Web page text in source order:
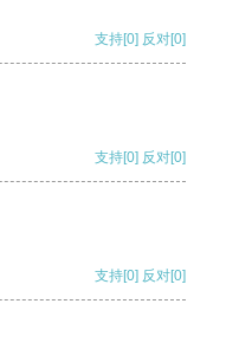
支持[0] 反对[0]
支持[0] 反对[0]
支持[0] 反对[0]